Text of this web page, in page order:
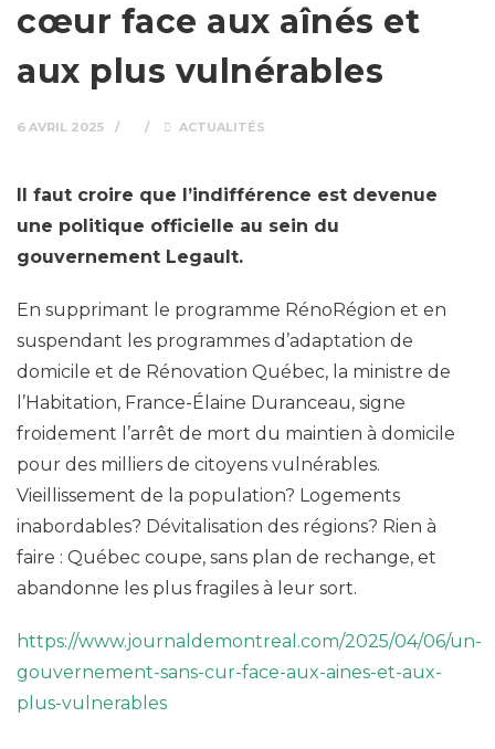
cœur face aux aînés et
aux plus vulnérables
6 AVRIL 2025 ACTUALITÉS
Il faut croire que l’indifférence est devenue
une politique officielle au sein du
gouvernement Legault.
En supprimant le programme RénoRégion et en
suspendant les programmes d’adaptation de
domicile et de Rénovation Québec, la ministre de
l’Habitation, France-Élaine Duranceau, signe
froidement l’arrêt de mort du maintien à domicile
pour des milliers de citoyens vulnérables.
Vieillissement de la population? Logements
inabordables? Dévitalisation des régions? Rien à
faire : Québec coupe, sans plan de rechange, et
abandonne les plus fragiles à leur sort.
https://www.journaldemontreal.com/2025/04/06/un-
gouvernement-sans-cur-face-aux-aines-et-aux-
plus-vulnerables